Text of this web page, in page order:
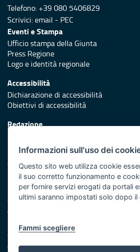
Telefono: +39 080 5406829
Scrivici:email - PEC
Eventi e Stampa
Ufficio stampa della Giunta
Press Regione
Logo e identità regionale
Accessibilità
Dichiarazione di accessibilità
Obiettivi di accessibilità
Redazione
Protezione civile
Vai al sito di Protezione Civile Puglia
Iniziativa finanziata con risorse del
Asse XI
Note legali
Cookie e privacy
Amministrazione trasparente
Informazioni sull'uso dei
Questo sito web utilizza cookie
il suo corretto funzionamento e
per fornire servizi erogati da portali
ultimi saranno impostati solo dopo il
Fammi scegliere